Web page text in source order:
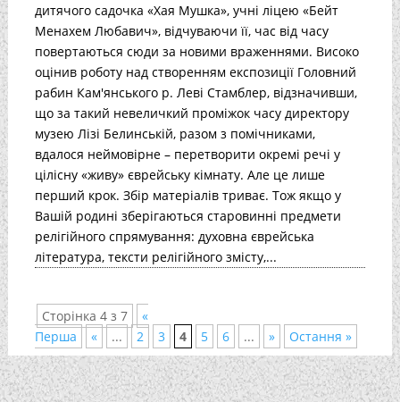
дитячого садочка «Хая Мушка», учні ліцею «Бейт
Менахем Любавич», відчуваючи її, час від часу
повертаються сюди за новими враженнями. Високо
оцінив роботу над створенням експозиції Головний
рабин Кам'янського р. Леві Стамблер, відзначивши,
що за такий невеличкий проміжок часу директору
музею Лізі Белинській, разом з помічниками,
вдалося неймовірне – перетворити окремі речі у
цілісну «живу» єврейську кімнату. Але це лише
перший крок. Збір матеріалів триває. Тож якщо у
Вашій родині зберігаються старовинні предмети
релігійного спрямування: духовна єврейська
література, тексти релігійного змісту,...
Сторінка 4 з 7
«
Перша
« ... 2 3 4 5 6 ... » Остання »